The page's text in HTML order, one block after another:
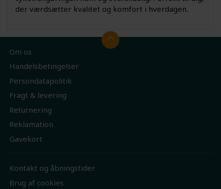
der værdsætter kvalitet og komfort i hverdagen.
Om os
Handelsbetingelser
Persondatapolitik
Fragt & levering
Returnering
Reklamation
Gavekort
Kontakt og åbningstider
Brug af cookies